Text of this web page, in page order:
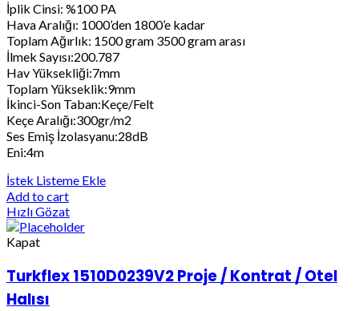
İplik Cinsi: %100 PA
Hava Aralığı: 1000’den 1800’e kadar
Toplam Ağırlık: 1500 gram 3500 gram arası
İlmek Sayısı:200.787
Hav Yüksekliği:7mm
Toplam Yükseklik:9mm
İkinci-Son Taban:Keçe/Felt
Keçe Aralığı:300gr/m2
Ses Emiş İzolasyanu:28dB
Eni:4m
İstek Listeme Ekle
Add to cart
Hızlı Gözat
Kapat
Turkflex 1510D0239V2 Proje / Kontrat / Otel
Halısı